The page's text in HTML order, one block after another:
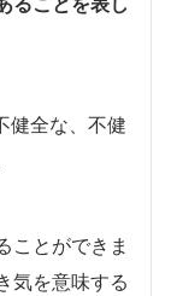
健全な、不健
ことができま
気を意味する